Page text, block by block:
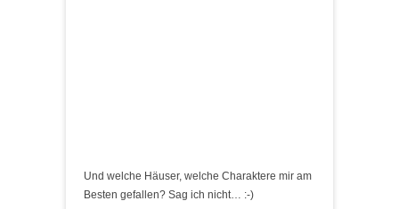
Und welche Häuser, welche Charaktere mir am
Besten gefallen? Sag ich nicht… :-)